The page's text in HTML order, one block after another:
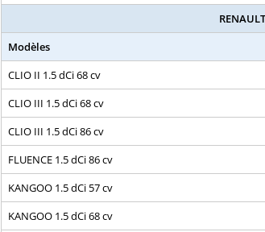
RENAULT
Modèles
CLIO II 1.5 dCi 68 cv
CLIO III 1.5 dCi 68 cv
CLIO III 1.5 dCi 86 cv
FLUENCE 1.5 dCi 86 cv
KANGOO 1.5 dCi 57 cv
KANGOO 1.5 dCi 68 cv